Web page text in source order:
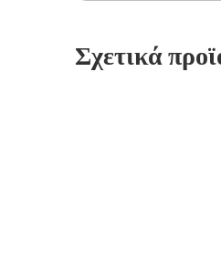
Σχετικά